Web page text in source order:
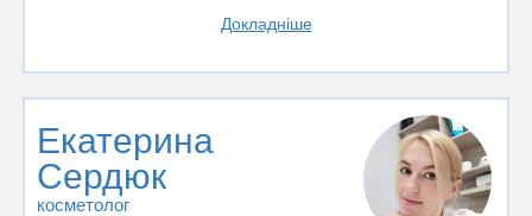
Докладніше
Екатерина
Сердюк
косметолог